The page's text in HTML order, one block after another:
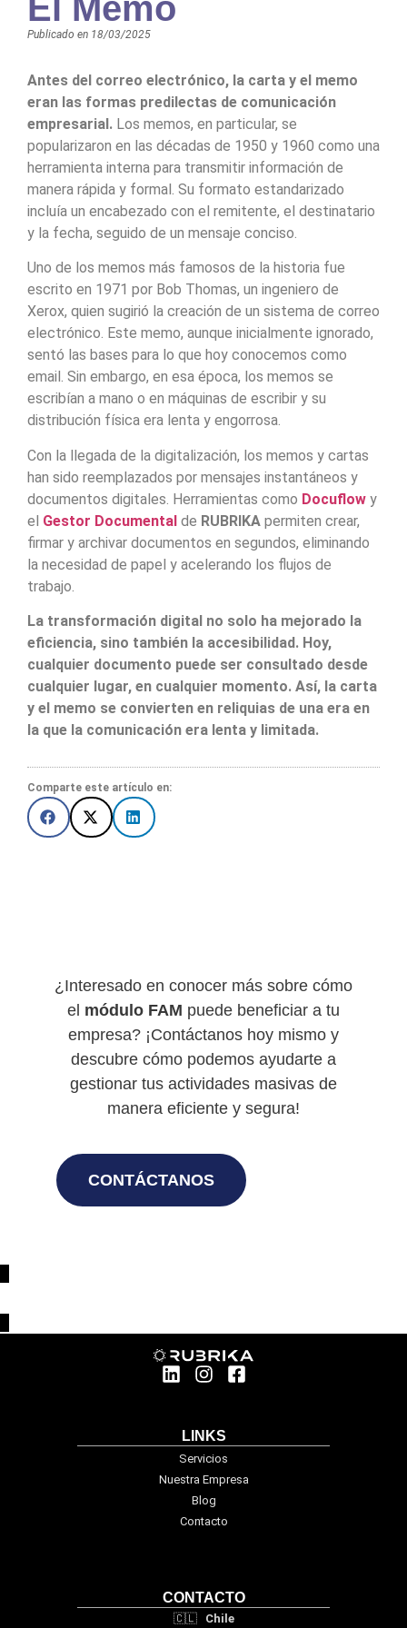
El Memo
Publicado en 18/03/2025
Antes del correo electrónico, la carta y el memo
eran las formas predilectas de comunicación
empresarial. Los memos, en particular, se
popularizaron en las décadas de 1950 y 1960 como una
herramienta interna para transmitir información de
manera rápida y formal. Su formato estandarizado
incluía un encabezado con el remitente, el destinatario
y la fecha, seguido de un mensaje conciso.
Uno de los memos más famosos de la historia fue
escrito en 1971 por Bob Thomas, un ingeniero de
Xerox, quien sugirió la creación de un sistema de correo
electrónico. Este memo, aunque inicialmente ignorado,
sentó las bases para lo que hoy conocemos como
email. Sin embargo, en esa época, los memos se
escribían a mano o en máquinas de escribir y su
distribución física era lenta y engorrosa.
Con la llegada de la digitalización, los memos y cartas
han sido reemplazados por mensajes instantáneos y
documentos digitales. Herramientas como Docuflow y
el Gestor Documental de RUBRIKA permiten crear,
firmar y archivar documentos en segundos, eliminando
la necesidad de papel y acelerando los flujos de
trabajo.
La transformación digital no solo ha mejorado la
eficiencia, sino también la accesibilidad. Hoy,
cualquier documento puede ser consultado desde
cualquier lugar, en cualquier momento. Así, la carta
y el memo se convierten en reliquias de una era en
la que la comunicación era lenta y limitada.
Comparte este artículo en:
¿Interesado en conocer más sobre cómo
el módulo FAM puede beneficiar a tu
empresa? ¡Contáctanos hoy mismo y
descubre cómo podemos ayudarte a
gestionar tus actividades masivas de
manera eficiente y segura!
CONTÁCTANOS
LINKS
Servicios
Nuestra Empresa
Blog
Contacto
CONTACTO
🇨🇱 Chile